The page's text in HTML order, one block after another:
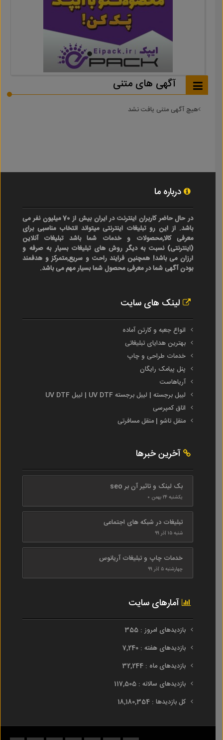
آگهی های متنی
هیچ آگهی متنی یافت نشد
درباره ما
در حال حاضر کاربران اینترنت در ایران بیش از 70 میلیون نفر می
باشد. از این رو تبلیغات اینترنتی میتواند انتخاب مناسبی برای
معرفی کالا,محصولات و خدمات شما باشد تبلیغات آنلاین
(اینترنتی) نسبت به دیگر روش های تبلیغات بسیار به صرفه و
ارزان می باشد! همچنین فرایند راحت و سریع,متمرکز و هدفمند
بودن آگهی شما در معرفی محصول شما بسیار مهم می باشد.
لینک های سایت
انواع جعبه و کارتن آماده
بهترین هدایای تبلیغاتی
خدمات طراحی و چاپ
پنل پیامک رایگان
آریاهاست
لیبل برجسته | لیبل برجسته UV DTF | لیبل UV DTF
اتاق کمپرسی
منقل تاشو | منقل مسافرتی
آخرین خبرها
بک لینک و تاثیر آن بر seo
یکشنبه ۲۴ بهمن ۰
تبلیغات در شبکه های اجتماعی
شنبه ۱۵ آذر ۹۹
خدمات چاپ و تبلیغات آریانوس
چهارشنبه ۵ آذر ۹۹
آمارهای سایت
بازدیدهای امروز : 355
بازدیدهای هفته : 7,240
بازدیدهای ماه : 32,244
بازدیدهای سالانه : 117,505
کل بازدیدها : 18,180,354